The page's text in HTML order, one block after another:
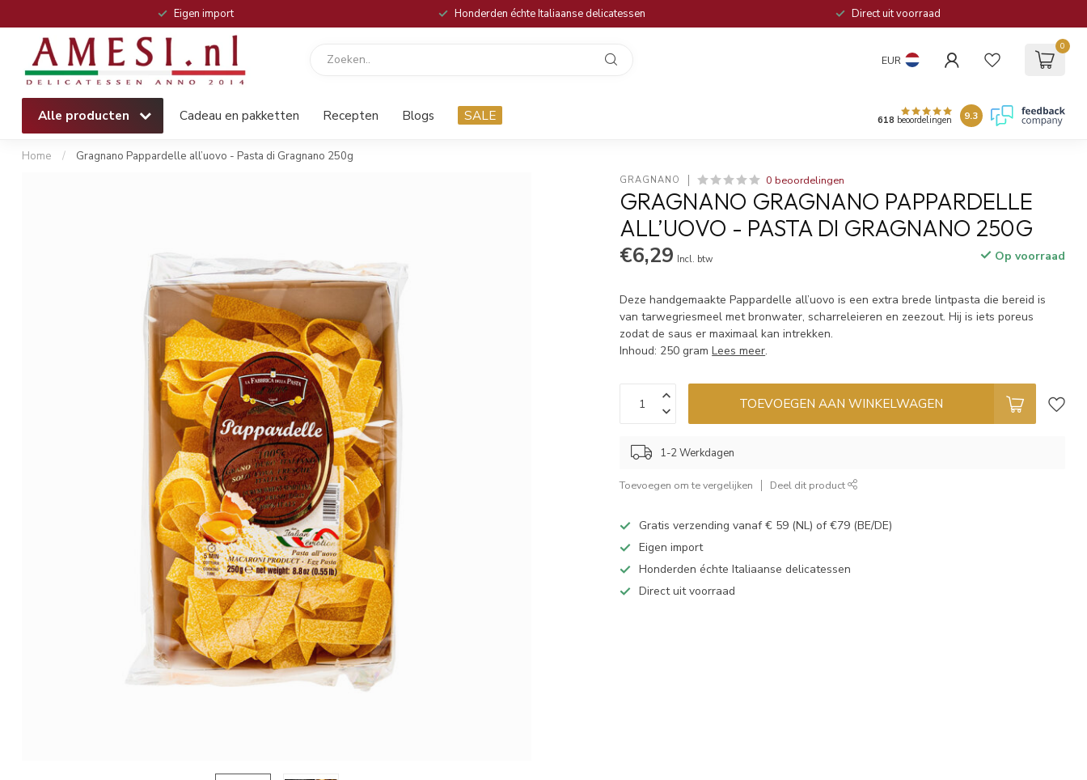
Eigen import Honderden échte Italiaanse delicatessen Direct uit voorraad
EUR
0
Alle producten Cadeau en pakketten Recepten Blogs SALE 618 beoordelingen 9.3
Home / Gragnano Pappardelle all’uovo - Pasta di Gragnano 250g
GRAGNANO 0 beoordelingen
GRAGNANO GRAGNANO PAPPARDELLE
ALL’UOVO - PASTA DI GRAGNANO 250G
€6,29 Incl. btw Op voorraad
Deze handgemaakte Pappardelle all’uovo is een extra brede lintpasta die bereid is
van tarwegriesmeel met bronwater, scharreleieren en zeezout. Hij is iets poreus
zodat de saus er maximaal kan intrekken.
Inhoud: 250 gramLees meer.
TOEVOEGEN AAN WINKELWAGEN
1-2 Werkdagen
Toevoegen om te vergelijken Deel dit product
Gratis verzending vanaf € 59 (NL) of €79 (BE/DE)
Eigen import
Honderden échte Italiaanse delicatessen
Direct uit voorraad